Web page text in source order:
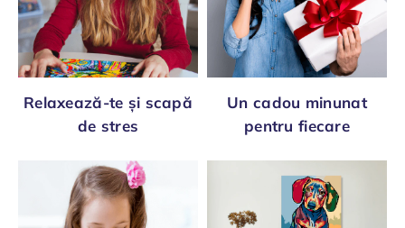
Relaxează-te și scapă
de stres
Un cadou minunat
pentru fiecare